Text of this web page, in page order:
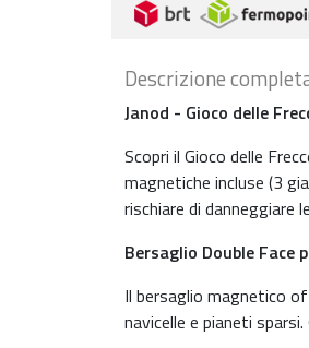
Descrizione
Janod - Gioco delle
Scopri il Gioco delle
magnetiche incluse (3
rischiare di danneggiare
Bersaglio Double Face
Il bersaglio magnetico
navicelle e pianeti